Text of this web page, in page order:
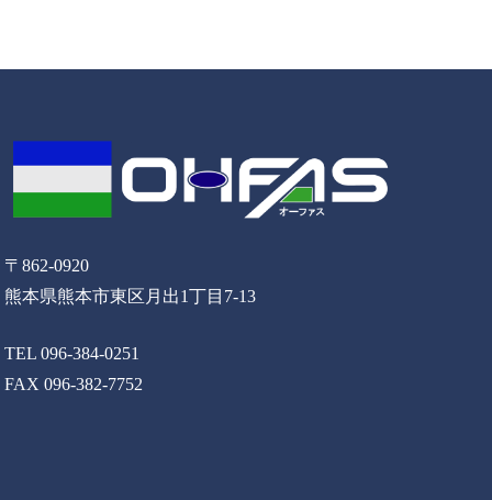
〒862-0920
熊本県熊本市東区月出1丁目7-13
TEL 096-384-0251
FAX 096-382-7752